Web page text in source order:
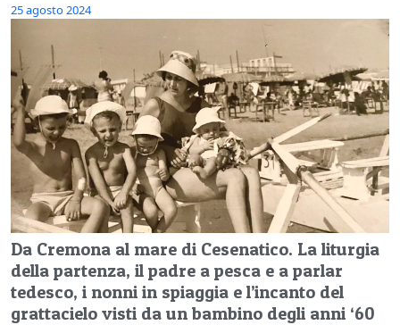
25 agosto 2024
Da Cremona al mare di Cesenatico. La liturgia
della partenza, il padre a pesca e a parlar
tedesco, i nonni in spiaggia e l’incanto del
grattacielo visti da un bambino degli anni ‘60